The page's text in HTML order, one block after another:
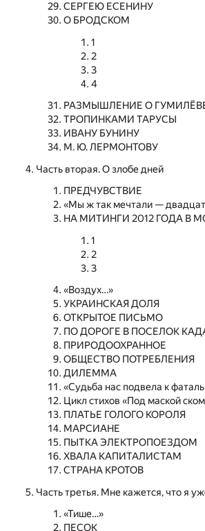
СЕРГЕЮ ЕСЕНИНУ
О БРОДСКОМ
1
2
3
4
РАЗМЫШЛЕНИЕ О
ТРОПИНКАМИ ТАРУСЫ
ИВАНУ БУНИНУ
М. Ю. ЛЕРМОНТОВУ
Часть вторая. О злобе дней
ПРЕДЧУВСТВИЕ
«Мы ж так мечтали —
НА МИТИНГИ 2012 ГОДА В
1
2
3
«Воздух…»
УКРАИНСКАЯ ДОЛЯ
ОТКРЫТОЕ ПИСЬМО
ПО ДОРОГЕ В ПОСЕЛОК
ПРИРОДООХРАННОЕ
ОБЩЕСТВО ПОТРЕБЛЕНИЯ
ДИЛЕММА
«Судьба нас подвела к
Цикл стихов «Под маской
ПЛАТЬЕ ГОЛОГО КОРОЛЯ
МАРСИАНЕ
ПЫТКА ЭЛЕКТРОПОЕЗДОМ
ХВАЛА КАПИТАЛИСТАМ
СТРАНА КРОТОВ
Часть третья. Мне кажется, что я
«Тише…»
ПЕСОК